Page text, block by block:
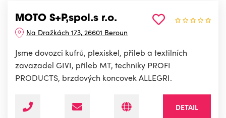
MOTO S+P,spol.s r.o.
Na Dražkách 173, 26601 Beroun
Jsme dovozci kufrů, plexiskel, přileb a textilních
zavazadel GIVI, přileb MT, techniky PROFI
PRODUCTS, brzdových koncovek ALLEGRI.
DETAIL